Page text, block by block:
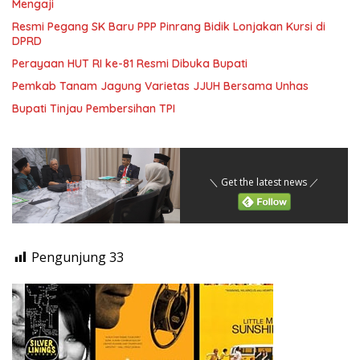
Mengaji
Resmi Pegang SK Baru PPP Pinrang Bidik Lonjakan Kursi di
DPRD
Perayaan HUT RI ke-81 Resmi Dibuka Bupati
Pemkab Tanam Jagung Varietas JJUH Bersama Unhas
Bupati Tinjau Pembersihan TPI
＼ Get the latest news ／
Pengunjung33